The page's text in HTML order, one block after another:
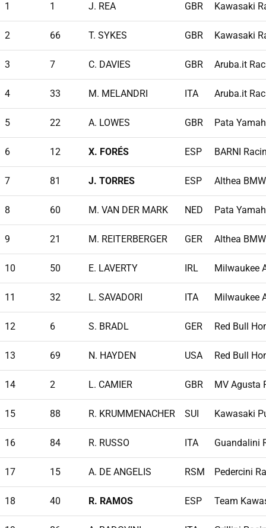
1 1 J. REA GBR Kawasaki
2 66 T. SYKES GBR Kawasaki
3 7 C. DAVIES GBR Aruba.it
4 33 M. MELANDRI ITA Aruba.it
5 22 A. LOWES GBR Pata
6 12 X. FORÉS ESP BARNI
7 81 J. TORRES ESP Althea
8 60 M. VAN DER MARK NED Pata
9 21 M. REITERBERGER GER Althea
10 50 E. LAVERTY IRL Milwaukee
11 32 L. SAVADORI ITA Milwaukee
12 6 S. BRADL GER Red Bull
13 69 N. HAYDEN USA Red Bull
14 2 L. CAMIER GBR MV Agusta
15 88 R. KRUMMENACHER SUI Kawasaki
16 84 R. RUSSO ITA Guandalini
17 15 A. DE ANGELIS RSM Pedercini
18 40 R. RAMOS ESP Team